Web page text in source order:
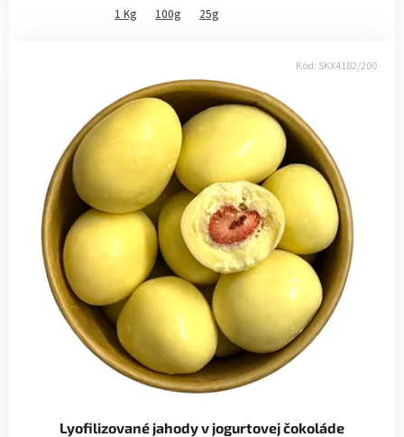
1 Kg 100g 25g
Lyofilizované jahody v jogurtovej čokoláde
Kód: SKX4182/200